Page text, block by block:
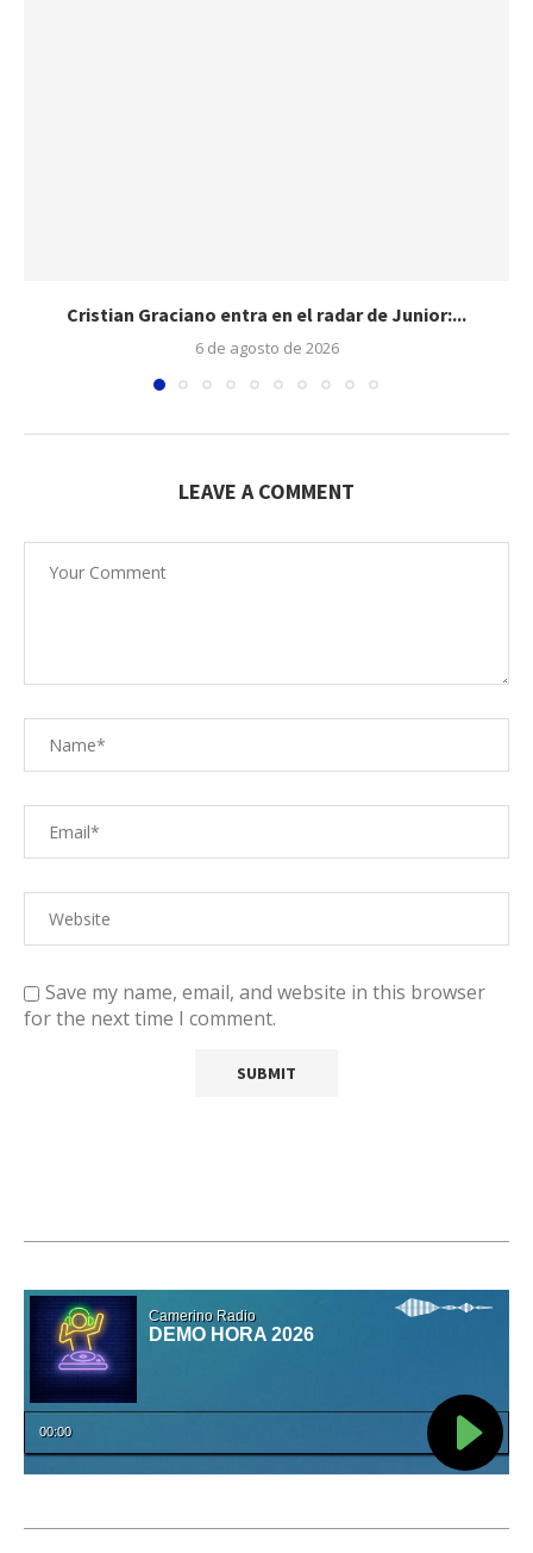
Cristian Graciano entra en el radar de Junior:...
6 de agosto de 2026
LEAVE A COMMENT
Save my name, email, and website in this browser
for the next time I comment.